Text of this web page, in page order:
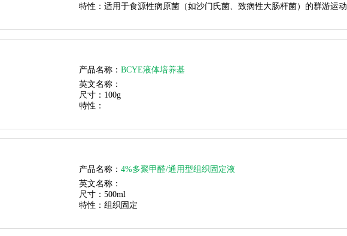
特性： 适用于食源性病原菌（如沙门氏菌、致病性大肠杆菌）的群游运动
产品名称： BCYE液体培养基
英文名称：
尺寸： 100g
特性：
产品名称： 4%多聚甲醛/通用型组织固定液
英文名称：
尺寸： 500ml
特性： 组织固定